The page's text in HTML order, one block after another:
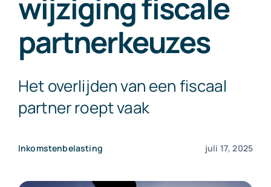
wijziging fiscale
partnerkeuzes
Het overlijden van een fiscaal
partner roept vaak
Inkomstenbelasting juli 17, 2025